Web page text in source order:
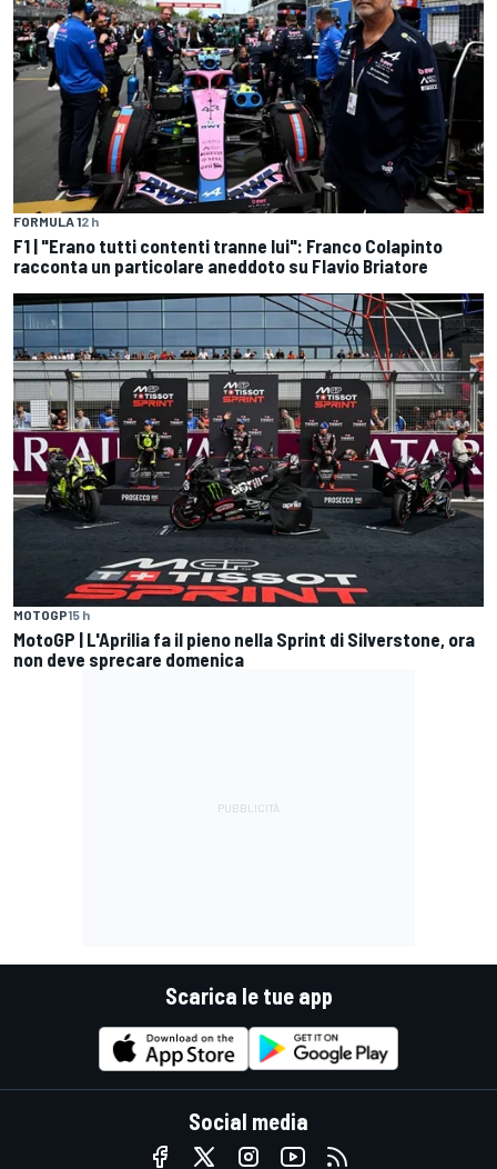
FORMULA 12 h
F1 | "Erano tutti contenti tranne lui": Franco Colapinto
racconta un particolare aneddoto su Flavio Briatore
MOTOGP15 h
MotoGP | L'Aprilia fa il pieno nella Sprint di Silverstone, ora
non deve sprecare domenica
Scarica le tue app
Social media